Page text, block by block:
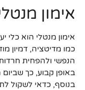
אימון
אימון מנטלי הוא כלי
כמו מדיטציה, דמיון
הנפשי ולהפחית
באופן קבוע, כך שביום
בנוסף, כדאי לשקול